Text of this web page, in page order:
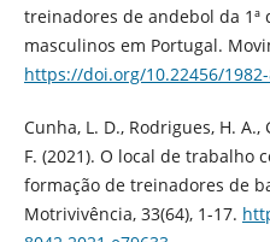
treinadores de andebol da 1ª
masculinos em Portugal.
https://doi.org/10.22456/
Cunha, L. D., Rodrigues, H. A.,
F. (2021). O local de trabalho
formação de treinadores de
Motrivivência, 33(64), 1-17.